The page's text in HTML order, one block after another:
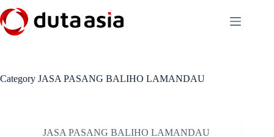
to
content
Category JASA PASANG BALIHO LAMANDAU
JASA PASANG BALIHO LAMANDAU